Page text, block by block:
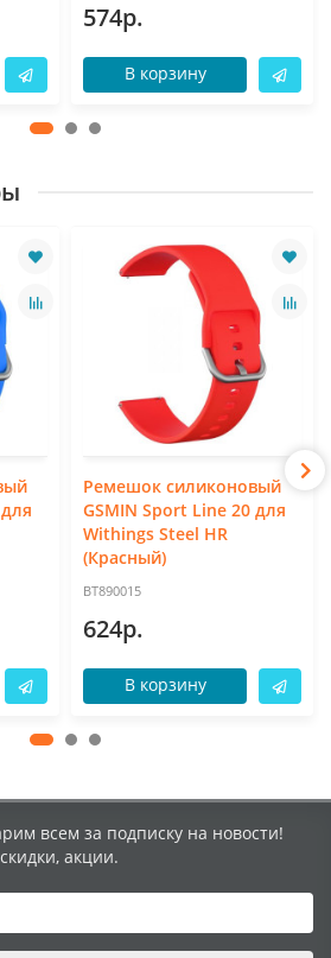
574р.
В корзину
Ремешок силиконовый
GSMIN Sport Line 20 для
Withings Steel HR
(Красный)
BT890015
624р.
В корзину
всем за подписку на новости!
акции.